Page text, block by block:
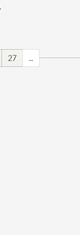
27